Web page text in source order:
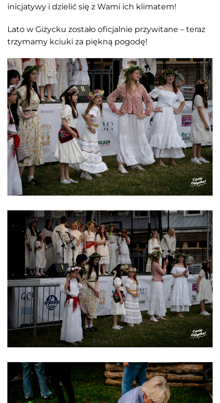
inicjatywy i dzielić się z Wami ich klimatem!
Lato w Giżycku zostało oficjalnie przywitane – teraz
trzymamy kciuki za piękną pogodę!